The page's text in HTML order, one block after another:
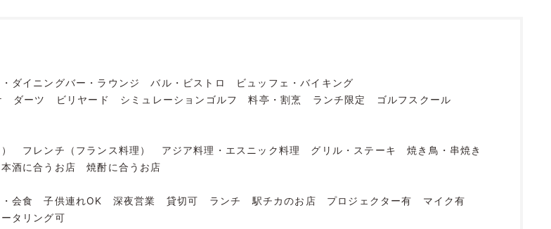
ダイニングバー・ラウンジ バル・ビストロ
ビュッフェ・バイキング
ダーツ ビリヤード シミュレーションゴルフ 料亭・割烹 ランチ限定
ゴルフスクール
フレンチ（フランス料理） アジア料理・エスニック料理 グリル・ステーキ
焼き鳥・串焼き
本酒に合うお店
焼酎に合うお店
会食 子供連れOK 深夜営業 貸切可 ランチ 駅チカのお店 プロジェクター有
マイク有
タリング可